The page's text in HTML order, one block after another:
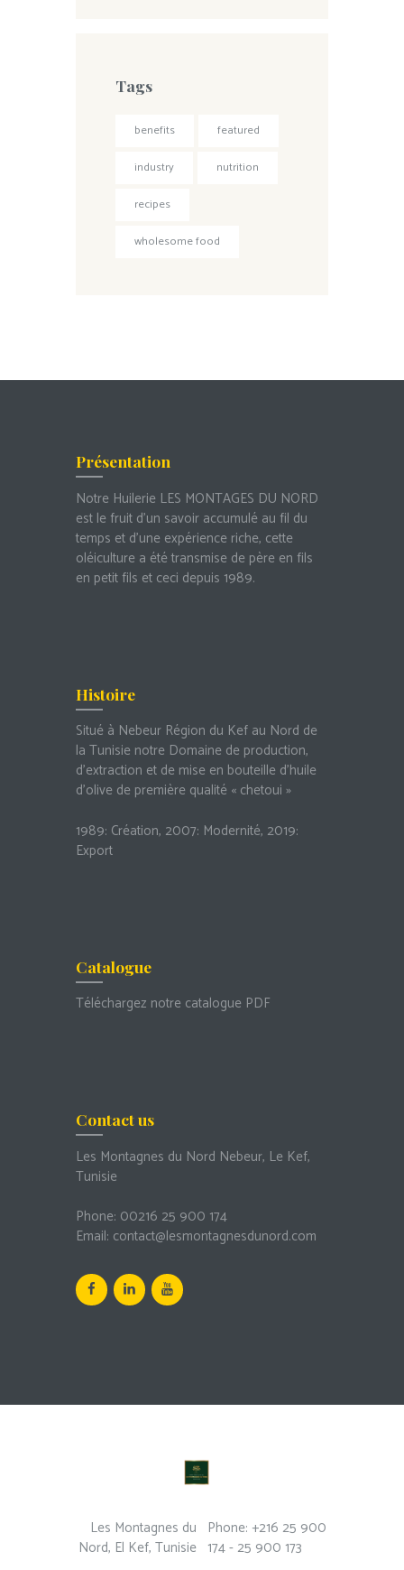
Tags
benefits
featured
industry
nutrition
recipes
wholesome food
Présentation
Notre Huilerie LES MONTAGES DU NORD
est le fruit d’un savoir accumulé au fil du
temps et d’une expérience riche, cette
oléiculture a été transmise de père en fils
en petit fils et ceci depuis 1989.
Histoire
Situé à Nebeur Région du Kef au Nord de
la Tunisie notre Domaine de production,
d’extraction et de mise en bouteille d’huile
d’olive de première qualité « chetoui »
1989: Création, 2007: Modernité, 2019:
Export
Catalogue
Téléchargez notre catalogue PDF
Contact us
Les Montagnes du Nord Nebeur, Le Kef,
Tunisie
Phone: 00216 25 900 174
Email: contact@lesmontagnesdunord.com
Phone: +216 25 900
174 - 25 900 173
Les Montagnes du
Nord, El Kef, Tunisie